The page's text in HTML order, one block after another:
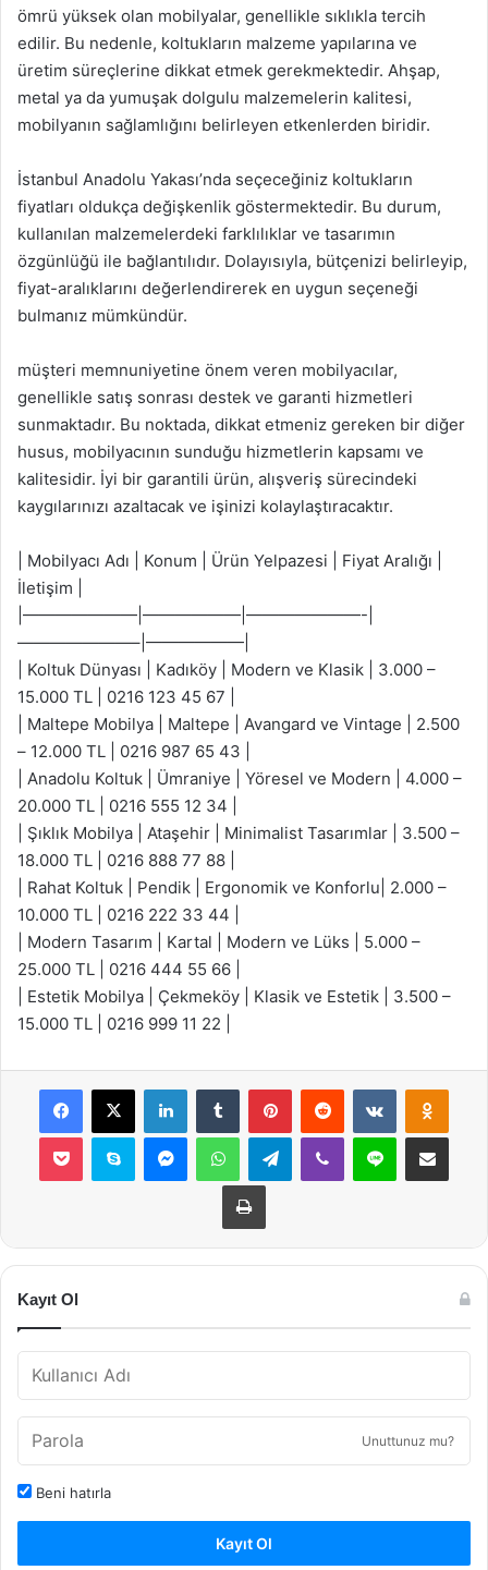
ömrü yüksek olan mobilyalar, genellikle sıklıkla tercih
edilir. Bu nedenle, koltukların malzeme yapılarına ve
üretim süreçlerine dikkat etmek gerekmektedir. Ahşap,
metal ya da yumuşak dolgulu malzemelerin kalitesi,
mobilyanın sağlamlığını belirleyen etkenlerden biridir.
İstanbul Anadolu Yakası’nda seçeceğiniz koltukların
fiyatları oldukça değişkenlik göstermektedir. Bu durum,
kullanılan malzemelerdeki farklılıklar ve tasarımın
özgünlüğü ile bağlantılıdır. Dolayısıyla, bütçenizi belirleyip,
fiyat-aralıklarını değerlendirerek en uygun seçeneği
bulmanız mümkündür.
müşteri memnuniyetine önem veren mobilyacılar,
genellikle satış sonrası destek ve garanti hizmetleri
sunmaktadır. Bu noktada, dikkat etmeniz gereken bir diğer
husus, mobilyacının sunduğu hizmetlerin kapsamı ve
kalitesidir. İyi bir garantili ürün, alışveriş sürecindeki
kaygılarınızı azaltacak ve işinizi kolaylaştıracaktır.
| Mobilyacı Adı | Konum | Ürün Yelpazesi | Fiyat Aralığı |
İletişim |
|———————|——————|———————-|
———————–|——————|
| Koltuk Dünyası | Kadıköy | Modern ve Klasik | 3.000 –
15.000 TL | 0216 123 45 67 |
| Maltepe Mobilya | Maltepe | Avangard ve Vintage | 2.500
– 12.000 TL | 0216 987 65 43 |
| Anadolu Koltuk | Ümraniye | Yöresel ve Modern | 4.000 –
20.000 TL | 0216 555 12 34 |
| Şıklık Mobilya | Ataşehir | Minimalist Tasarımlar | 3.500 –
18.000 TL | 0216 888 77 88 |
| Rahat Koltuk | Pendik | Ergonomik ve Konforlu| 2.000 –
10.000 TL | 0216 222 33 44 |
| Modern Tasarım | Kartal | Modern ve Lüks | 5.000 –
25.000 TL | 0216 444 55 66 |
| Estetik Mobilya | Çekmeköy | Klasik ve Estetik | 3.500 –
15.000 TL | 0216 999 11 22 |
Facebook
X LinkedInTumblr PinterestReddit VKontakte
Pocket Skype MessengerWhatsAppTelegramViber Line E-Posta ile
Yazdır
Kayıt Ol
Unuttunuz mu?
Beni hatırla
Kayıt Ol